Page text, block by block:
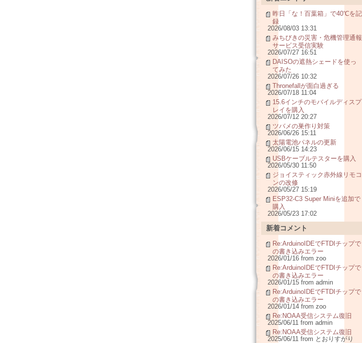
昨日「な！百葉箱」で40℃を記
録
2026/08/03 13:31
みちびきの災害・危機管理通報
サービス受信実験
2026/07/27 16:51
DAISOの遮熱シェードを使っ
てみた
2026/07/26 10:32
Thronefallが面白過ぎる
2026/07/18 11:04
15.6インチのモバイルディスプ
レイを購入
2026/07/12 20:27
ツバメの巣作り対策
2026/06/26 15:11
太陽電池パネルの更新
2026/06/15 14:23
USBケーブルテスターを購入
2026/05/30 11:50
ジョイスティック赤外線リモコ
ンの改修
2026/05/27 15:19
ESP32-C3 Super Miniを追加で
購入
2026/05/23 17:02
新着コメント
Re:ArduinoIDEでFTDIチップで
の書き込みエラー
2026/01/16 from zoo
Re:ArduinoIDEでFTDIチップで
の書き込みエラー
2026/01/15 from admin
Re:ArduinoIDEでFTDIチップで
の書き込みエラー
2026/01/14 from zoo
Re:NOAA受信システム復旧
2025/06/11 from admin
Re:NOAA受信システム復旧
2025/06/11 from とおりすがり